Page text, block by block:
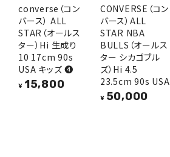
converse（コン
バース） ALL
STAR（オールス
ター）Hi 生成り
10 17cm 90s
USA キッズ ❹
¥ 15,800
CONVERSE（コン
バース）ALL
STAR NBA
BULLS（オールス
ター シカゴブル
ズ）Hi 4.5
23.5cm 90s USA
¥ 50,000